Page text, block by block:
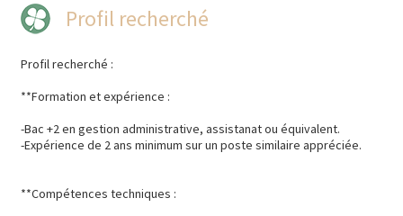
Profil recherché
Profil recherché :
**Formation et expérience :
-Bac +2 en gestion administrative, assistanat ou équivalent.
-Expérience de 2 ans minimum sur un poste similaire appréciée.
**Compétences techniques :